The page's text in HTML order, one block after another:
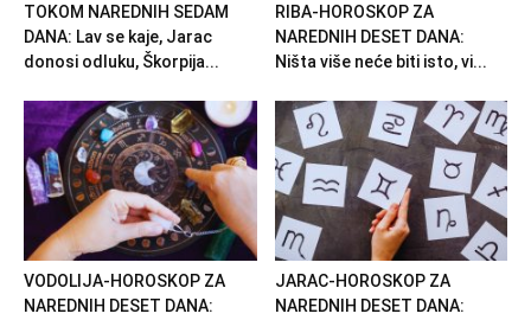
TOKOM NAREDNIH SEDAM
DANA: Lav se kaje, Jarac
donosi odluku, Škorpija...
RIBA-HOROSKOP ZA
NAREDNIH DESET DANA:
Ništa više neće biti isto, vi...
VODOLIJA-HOROSKOP ZA
NAREDNIH DESET DANA:
JARAC-HOROSKOP ZA
NAREDNIH DESET DANA: